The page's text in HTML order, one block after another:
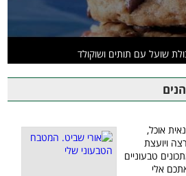
שועל עם תותים ושוקולד
אוכל,
ויועצת
טבעוניים
אלי